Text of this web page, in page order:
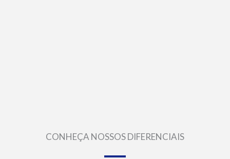
CONHEÇA NOSSOS DIFERENCIAIS